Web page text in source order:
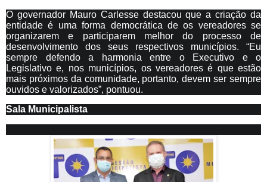
O governador Mauro Carlesse destacou que a criação da
entidade é uma forma democrática de os vereadores se
organizarem e participarem melhor do processo de
desenvolvimento dos seus respectivos municípios. “Eu
sempre defendo a harmonia entre o Executivo e o
Legislativo e, nos municípios, os vereadores é que estão
mais próximos da comunidade, portanto, devem ser sempre
ouvidos e valorizados”, pontuou.
Sala Municipalista